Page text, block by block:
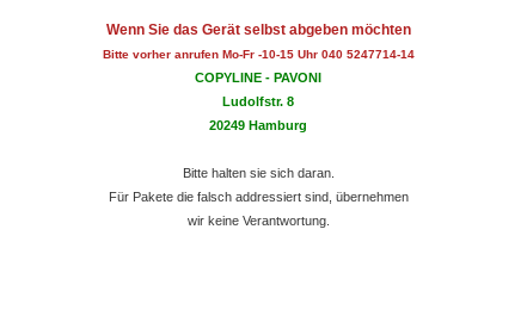
Wenn Sie das Gerät selbst abgeben möchten
Bitte vorher anrufen Mo-Fr -10-15 Uhr 040 5247714-14
COPYLINE - PAVONI
Ludolfstr. 8
20249 Hamburg
Bitte halten sie sich daran.
Für Pakete die falsch addressiert sind, übernehmen
wir keine Verantwortung.